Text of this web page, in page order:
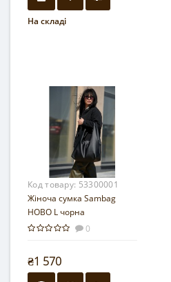
На складі
Код товару: 53300001
Жіноча сумка Sambag
HOBO L чорна
0
₴1 570